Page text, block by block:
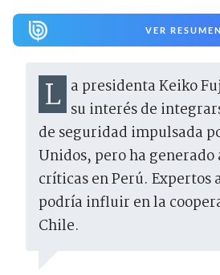
VER RESUMEN
La presidenta Keiko Fujimori expresó su interés de
de seguridad impulsada
Unidos, pero ha generado
críticas en Perú. Expertos
podría influir en la
Chile.